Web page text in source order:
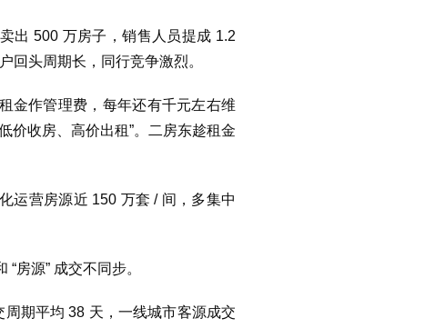
出 500 万房子，销售人员提成 1.2
回头周期长，同行竞争激烈。
金作管理费，每年还有千元左右维
价收房、高价出租”。二房东趁租金
运营房源近 150 万套 / 间，多集中
房源” 成交不同步。
期平均 38 天，一线城市客源成交